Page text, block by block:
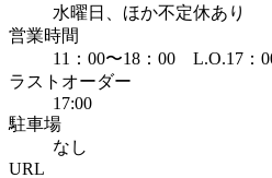
水曜日、ほか不定休あり
営業時間
11：00〜18：00 L.O.17：
ラストオーダー
17:00
駐車場
なし
URL